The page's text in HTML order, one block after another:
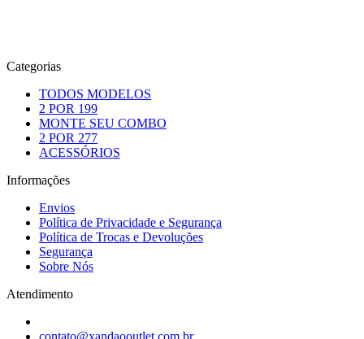
Categorias
TODOS MODELOS
2 POR 199
MONTE SEU COMBO
2 POR 277
ACESSÓRIOS
Informações
Envios
Política de Privacidade e Segurança
Política de Trocas e Devoluções
Segurança
Sobre Nós
Atendimento
contato@xandaooutlet.com.br